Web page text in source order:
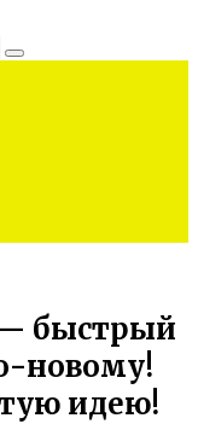
быстрый
новому!
идею!